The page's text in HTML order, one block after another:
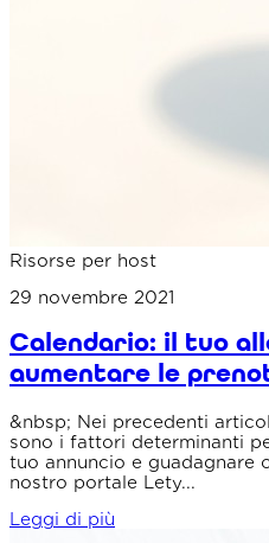
Risorse per host
29 novembre 2021
Calendario: il tuo
aumentare le
&nbsp; Nei precedenti
sono i fattori determinanti
tuo annuncio e guadagnare
nostro portale Lety...
Leggi di più